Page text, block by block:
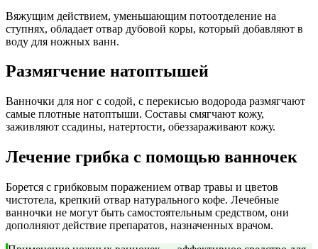
Вяжущим действием, уменьшающим потоотделение на
ступнях, обладает отвар дубовой коры, который добавляют в
воду для ножных ванн.
Размягчение натоптышей
Ванночки для ног с содой, с перекисью водорода размягчают
самые плотные натоптыши. Составы смягчают кожу,
заживляют ссадины, натертости, обеззараживают кожу.
Лечение грибка с помощью ванночек
Борется с грибковым поражением отвар травы и цветов
чистотела, крепкий отвар натурального кофе. Лечебные
ванночки не могут быть самостоятельным средством, они
дополняют действие препаратов, назначенных врачом.